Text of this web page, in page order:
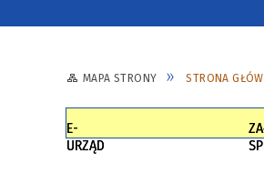
MAPA STRONY STRONA
E-
URZĄD